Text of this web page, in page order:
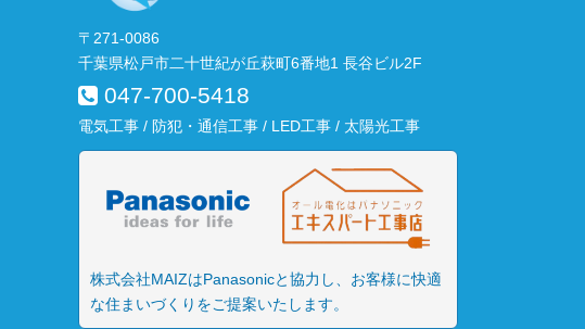
〒271-0086
千葉県松戸市二十世紀が丘萩町6番地1 長谷ビル2F
047-700-5418
電気工事 / 防犯・通信工事 / LED工事 / 太陽光工事
株式会社MAIZはPanasonicと協力し、お客様に快適
な住まいづくりをご提案いたします。